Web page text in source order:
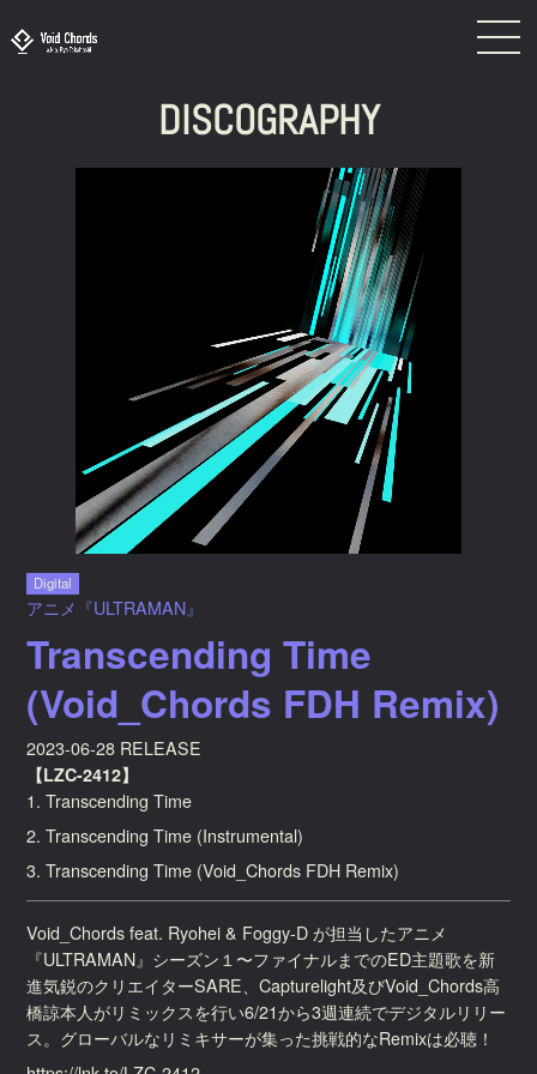
DISCOGRAPHY
Digital
アニメ『ULTRAMAN』
Transcending Time
(Void_Chords FDH Remix)
2023-06-28 RELEASE
【LZC-2412】
1. Transcending Time
2. Transcending Time (Instrumental)
3. Transcending Time (Void_Chords FDH Remix)
Void_Chords feat. Ryohei & Foggy-D が担当したアニメ
『ULTRAMAN』シーズン１〜ファイナルまでのED主題歌を新
進気鋭のクリエイターSARE、Capturelight及びVoid_Chords高
橋諒本人がリミックスを行い6/21から3週連続でデジタルリリー
ス。グローバルなリミキサーが集った挑戦的なRemixは必聴！